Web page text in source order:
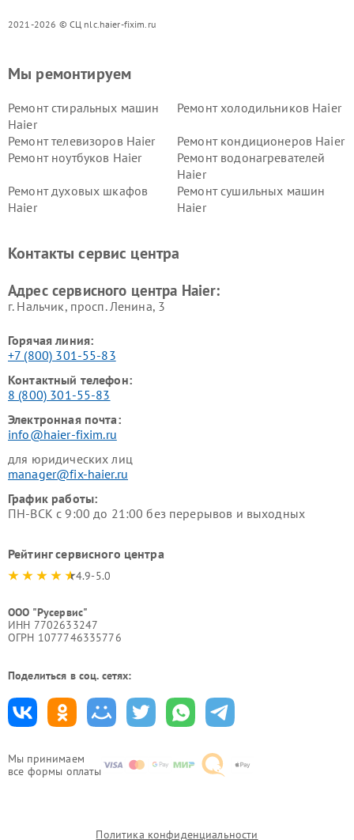
2021-2026 © СЦ nlc.haier-fixim.ru
Мы принимаем
все формы оплаты
Мы ремонтируем
Ремонт стиральных машин
Haier
Ремонт холодильников Haier
Ремонт телевизоров Haier
Ремонт кондиционеров Haier
Ремонт ноутбуков Haier
Ремонт водонагревателей
Haier
Ремонт духовых шкафов
Haier
Ремонт сушильных машин
Haier
Ремонт роботов-пылесосов
Ремонт посудомоечных
Контакты сервис центра
Адрес сервисного центра Haier:
г. Нальчик, просп. Ленина, 3
Горячая линия:
+7 (800) 301-55-83
Контактный телефон:
8 (800) 301-55-83
Электронная почта:
info@haier-fixim.ru
для юридических лиц
manager@fix-haier.ru
График работы:
ПН-ВСК с 9:00 до 21:00 без перерывов и выходных
Рейтинг сервисного центра
4.9-5.0
ООО "Русервис"
ИНН 7702633247
ОГРН 1077746335776
Поделиться в соц. сетях:
Политика конфиденциальности